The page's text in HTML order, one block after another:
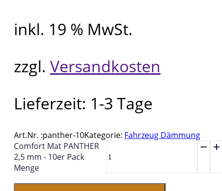
inkl. 19 % MwSt.
zzgl. Versandkosten
Lieferzeit: 1-3 Tage
Art.Nr. :panther-10Kategorie: Fahrzeug Dämmung
Comfort Mat PANTHER
2,5 mm - 10er Pack
Menge